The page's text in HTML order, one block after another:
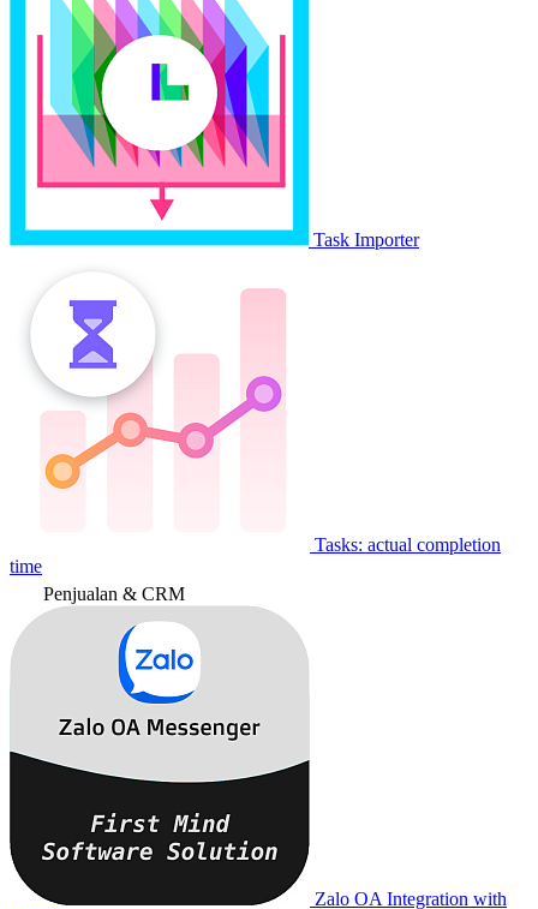
Task Importer
Tasks: actual completion
time
Penjualan & CRM
Zalo OA Integration with